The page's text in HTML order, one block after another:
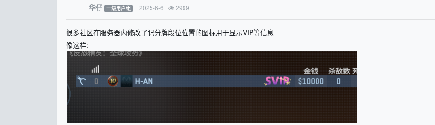
华仔 一级用户组 2025-6-6 2999
很多社区在服务器内修改了记分牌段位位置的图标用于显示VIP等信息
像这样: